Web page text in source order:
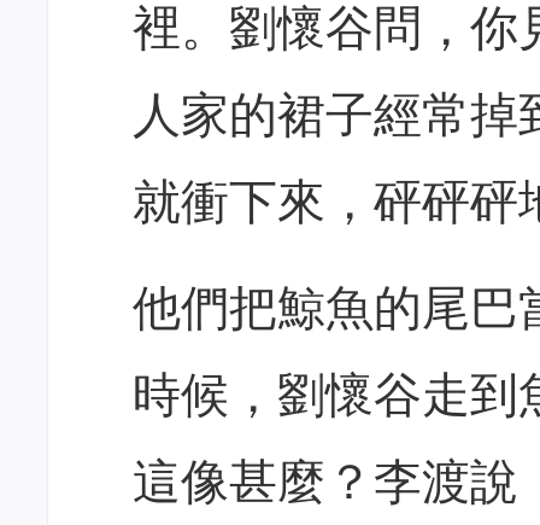
裡。劉懷谷問，你
人家的裙子經常
就衝下來，砰砰砰
他們把鯨魚的尾巴
時候，劉懷谷走到
這像甚麼？李渡說